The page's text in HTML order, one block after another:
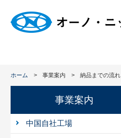
ホーム 事業案内 納品までの流れ
事業案内
中国自社工場